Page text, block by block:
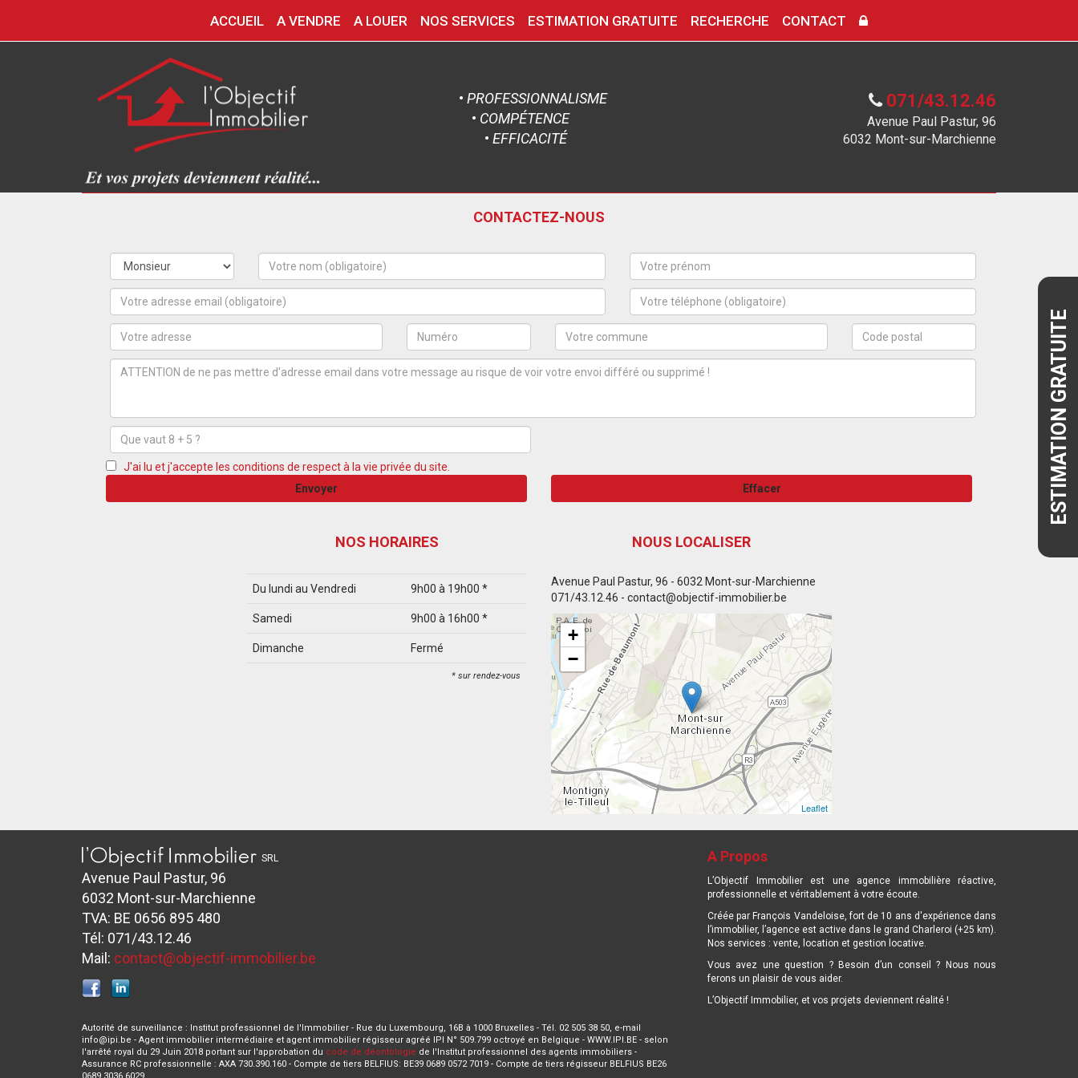
ACCUEIL A VENDRE A LOUER NOS SERVICES ESTIMATION GRATUITE RECHERCHE CONTACT
ESTIMATION GRATUITE
• PROFESSIONNALISME
• COMPÉTENCE
• EFFICACITÉ
071/43.12.46
Avenue Paul Pastur, 96
6032 Mont-sur-Marchienne
CONTACTEZ-NOUS
J'ai lu et j'accepte les conditions de respect à la vie privée du site.
Envoyer
Effacer
NOS HORAIRES
Du lundi au Vendredi 9h00 à 19h00 *
Samedi 9h00 à 16h00 *
Dimanche Fermé
* sur rendez-vous
NOUS LOCALISER
Avenue Paul Pastur, 96 - 6032 Mont-sur-Marchienne
071/43.12.46 - contact@objectif-immobilier.be
+
−
Leaflet
SRL
Avenue Paul Pastur, 96
6032 Mont-sur-Marchienne
TVA: BE 0656 895 480
Tél: 071/43.12.46
Mail: contact@objectif-immobilier.be
Autorité de surveillance : Institut professionnel de l'Immobilier - Rue du Luxembourg, 16B à 1000 Bruxelles - Tél. 02 505 38 50, e-mail
info@ipi.be - Agent immobilier intermédiaire et agent immobilier régisseur agréé IPI N° 509.799 octroyé en Belgique - WWW.IPI.BE - selon
l'arrêté royal du 29 Juin 2018 portant sur l'approbation du code de déontologie de l'Institut professionnel des agents immobiliers -
Assurance RC professionnelle : AXA 730.390.160 - Compte de tiers BELFIUS: BE39 0689 0572 7019 - Compte de tiers régisseur BELFIUS BE26
A Propos
L’Objectif Immobilier est une agence immobilière réactive,
professionnelle et véritablement à votre écoute.
Créée par François Vandeloise, fort de 10 ans d'expérience dans
l’immobilier, l’agence est active dans le grand Charleroi (+25 km).
Nos services : vente, location et gestion locative.
Vous avez une question ? Besoin d’un conseil ? Nous nous
ferons un plaisir de vous aider.
L’Objectif Immobilier, et vos projets deviennent réalité !